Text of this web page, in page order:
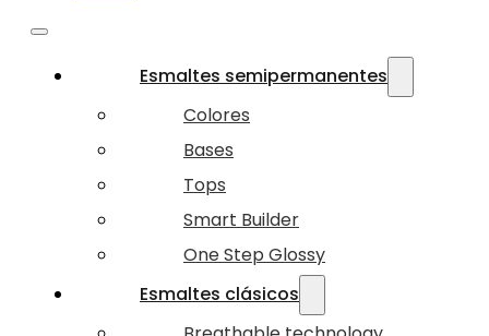
Esmaltes semipermanentes
Colores
Bases
Tops
Smart Builder
One Step Glossy
Esmaltes clásicos